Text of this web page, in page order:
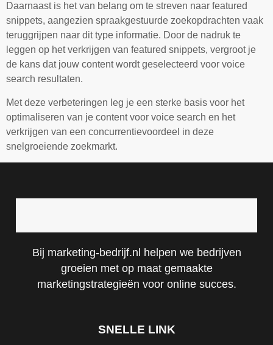
Daarnaast is het van belang om te streven naar featured
snippets, aangezien spraakgestuurde zoekopdrachten vaak
teruggrijpen naar dit type informatie. Door de nadruk te
leggen op het verkrijgen van featured snippets, vergroot je
de kans dat jouw content wordt geselecteerd voor voice
search resultaten.
Met deze verbeteringen leg je een sterke basis voor het
optimaliseren van je content voor voice search en het
verkrijgen van een concurrentievoordeel in deze
snelgroeiende zoekmarkt.
Bij marketing-bedrijf.nl helpen we bedrijven
groeien met op maat gemaakte
marketingstrategieën voor online succes.
SNELLE LINK